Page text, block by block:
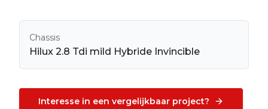
Chassis
Hilux 2.8 Tdi mild Hybride Invincible
Interesse in een vergelijkbaar project?